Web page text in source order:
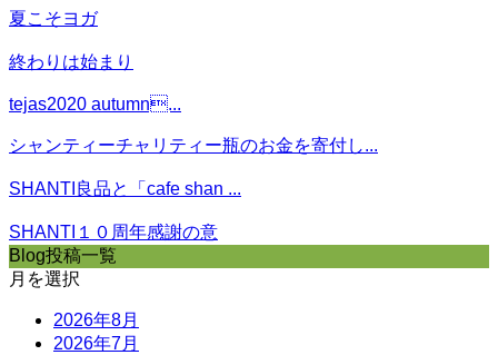
夏こそヨガ
終わりは始まり
tejas2020 autumn...
シャンティーチャリティー瓶のお金を寄付し...
SHANTI良品と「cafe shan ...
SHANTI１０周年感謝の意
Blog投稿一覧
月を選択
2026年8月
2026年7月